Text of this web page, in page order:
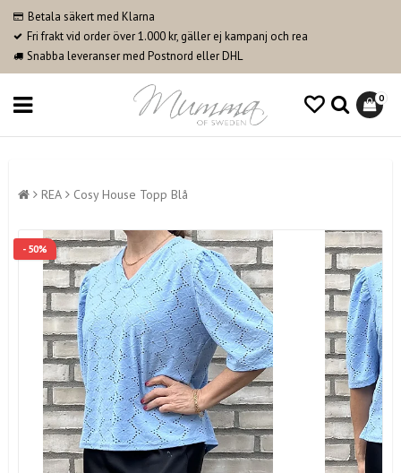
Betala säkert med Klarna
Fri frakt vid order över 1.000 kr, gäller ej kampanj och rea
Snabba leveranser med Postnord eller DHL
0
REA Cosy House Topp Blå
- 50%